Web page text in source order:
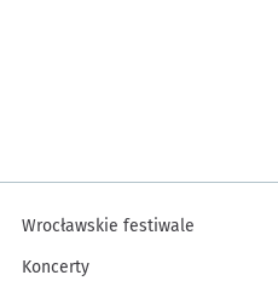
Wrocławskie festiwale
Koncerty